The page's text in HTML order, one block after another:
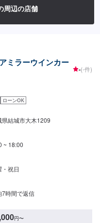
な気持ちで仕事をしています。
てお問い合わせ【2】お見積り
車となります。(要相談)納期は前
はスタッフへ「メンテモで予約
ます。【定休日・営業時間】定
周辺の店舗
ミラーウインカー
-(-件)
ローンOK
県結城市大木1209
~ 18:00
・祝日
7時間で返信
円〜